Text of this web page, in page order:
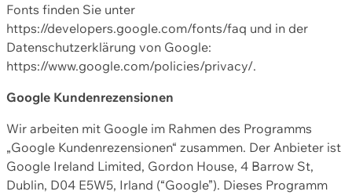
Fonts finden Sie unter
https://developers.google.com/fonts/faq und in der
Datenschutzerklärung von Google:
https://www.google.com/policies/privacy/.
Google Kundenrezensionen
Wir arbeiten mit Google im Rahmen des Programms
„Google Kundenrezensionen“ zusammen. Der Anbieter ist
Google Ireland Limited, Gordon House, 4 Barrow St,
Dublin, D04 E5W5, Irland (“Google”). Dieses Programm